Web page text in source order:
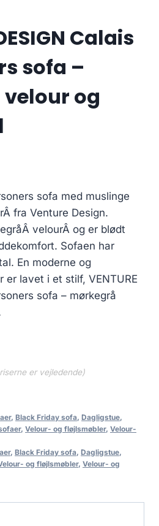
Calais
sofa –
og
sofa med muslinge
fra Venture Design.
velourÂ og er blødt
Sofaen har
En moderne og
er lavet i et stilf, VENTURE
sofa – mørkegrå
er vejledende)
, Black Friday sofa, Dagligstue,
, Velour- og fløjlsmøbler, Velour-
, Black Friday sofa, Dagligstue,
og fløjlsmøbler, Velour- og